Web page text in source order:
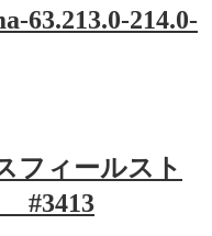
63.213.0-214.0-
フィールスト
#3413